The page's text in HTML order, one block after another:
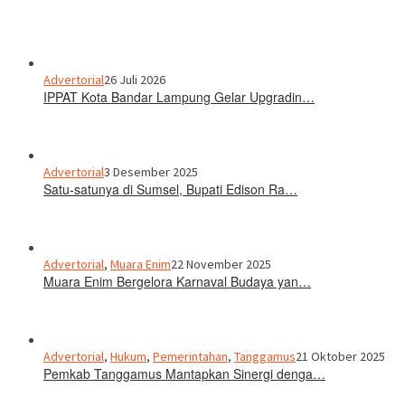
Advertorial26 Juli 2026
IPPAT Kota Bandar Lampung Gelar Upgradin…
Advertorial3 Desember 2025
Satu-satunya di Sumsel, Bupati Edison Ra…
Advertorial, Muara Enim22 November 2025
Muara Enim Bergelora Karnaval Budaya yan…
Advertorial, Hukum, Pemerintahan, Tanggamus21 Oktober 2025
Pemkab Tanggamus Mantapkan Sinergi denga…